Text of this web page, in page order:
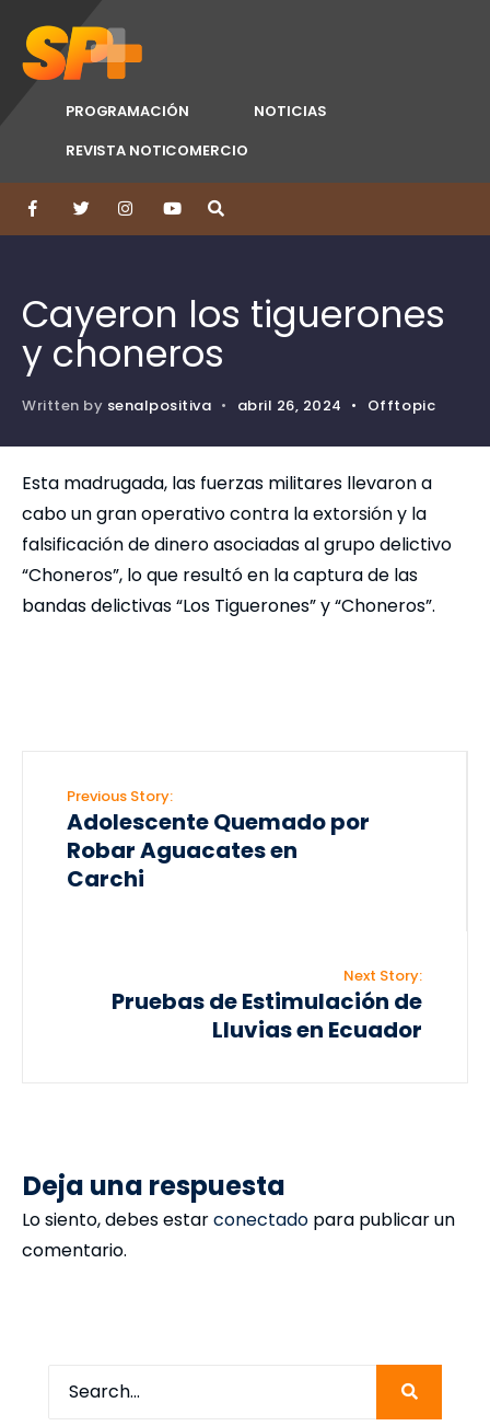
PROGRAMACIÓN
NOTICIAS
REVISTA NOTICOMERCIO
Cayeron los tiguerones
y choneros
Written by senalpositiva • abril 26, 2024 • Offtopic
Esta madrugada, las fuerzas militares llevaron a
cabo un gran operativo contra la extorsión y la
falsificación de dinero asociadas al grupo delictivo
“Choneros”, lo que resultó en la captura de las
bandas delictivas “Los Tiguerones” y “Choneros”.
Previous Story:
Adolescente Quemado por
Robar Aguacates en
Carchi
Next Story:
Pruebas de Estimulación de
Lluvias en Ecuador
Deja una respuesta
Lo siento, debes estarconectado para publicar un
comentario.